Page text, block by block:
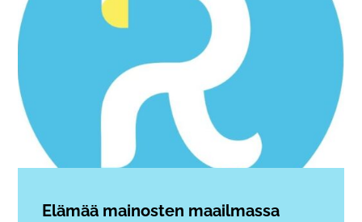
Elämää mainosten maailmassa